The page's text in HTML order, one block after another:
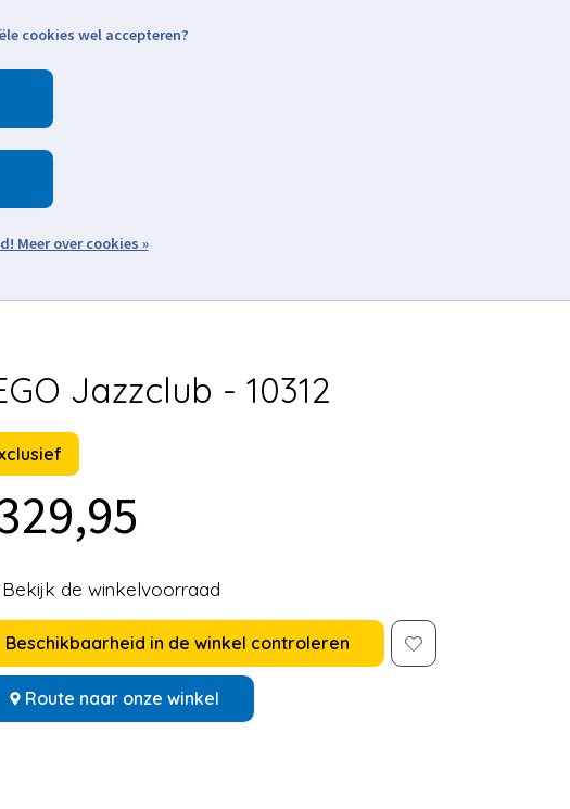
Jazzclub - 10312
Bekijk de winkelvoorraad
Beschikbaarheid in de winkel controleren
Route naar onze winkel
cookies wel accepteren?
Meer over cookies »